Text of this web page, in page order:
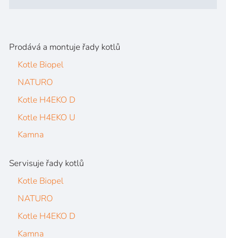
Prodává a montuje řady kotlů
Kotle Biopel
NATURO
Kotle H4EKO D
Kotle H4EKO U
Kamna
Servisuje řady kotlů
Kotle Biopel
NATURO
Kotle H4EKO D
Kamna